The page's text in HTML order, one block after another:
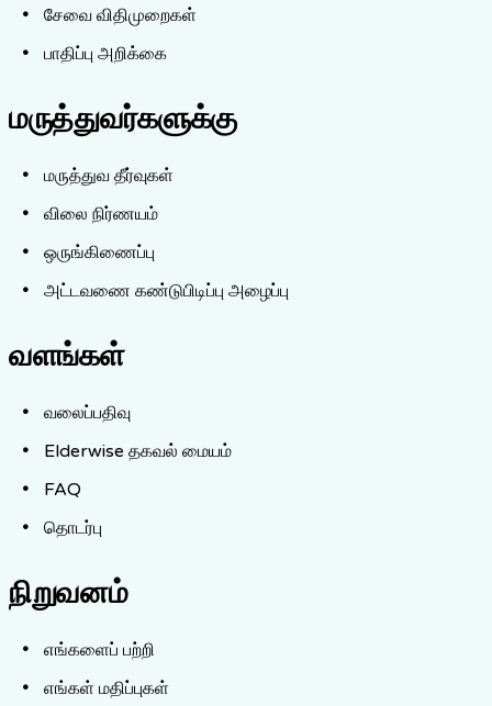
சேவை விதிமுறைகள்
பாதிப்பு அறிக்கை
மருத்துவர்களுக்கு
மருத்துவ தீர்வுகள்
விலை நிர்ணயம்
ஒருங்கிணைப்பு
அட்டவணை கண்டுபிடிப்பு அழைப்பு
வளங்கள்
வலைப்பதிவு
Elderwise தகவல் மையம்
FAQ
தொடர்பு
நிறுவனம்
எங்களைப் பற்றி
எங்கள் மதிப்புகள்